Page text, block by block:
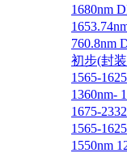
1680nm
760.8nm
初步(封
1565-
1360nm-
1675-
1565-
1550nm